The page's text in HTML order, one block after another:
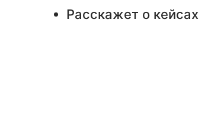
Расскажет о кейсах